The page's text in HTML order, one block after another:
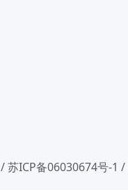
/苏ICP备06030674号-1 /